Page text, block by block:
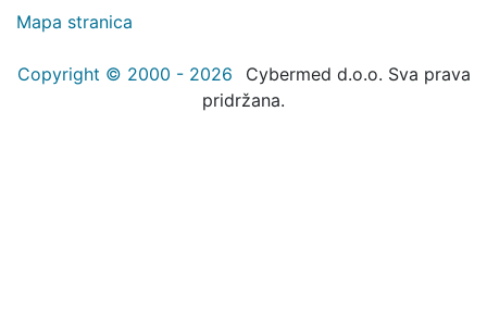
Mapa stranica
Copyright © 2000 - 2026
Cybermed d.o.o. Sva prava
pridržana.